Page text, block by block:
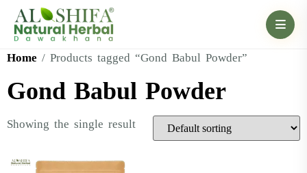
Home / Products tagged “Gond Babul Powder”
Gond Babul Powder
Showing the single result